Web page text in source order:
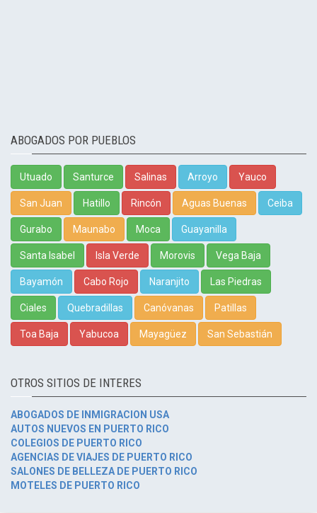
ABOGADOS POR PUEBLOS
Utuado Santurce Salinas Arroyo Yauco
San Juan Hatillo Rincón Aguas Buenas Ceiba
Gurabo Maunabo Moca Guayanilla
Santa Isabel Isla Verde Morovis Vega Baja
Bayamón Cabo Rojo Naranjito Las Piedras
Ciales Quebradillas Canóvanas Patillas
Toa Baja Yabucoa Mayagüez San Sebastián
OTROS SITIOS DE INTERES
ABOGADOS DE INMIGRACION USA
AUTOS NUEVOS EN PUERTO RICO
COLEGIOS DE PUERTO RICO
AGENCIAS DE VIAJES DE PUERTO RICO
SALONES DE BELLEZA DE PUERTO RICO
MOTELES DE PUERTO RICO